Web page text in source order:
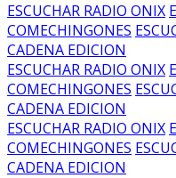
ESCUCHAR RADIO ONIX
COMECHINGONES
CADENA EDICION
ESCUCHAR RADIO ONIX
COMECHINGONES
CADENA EDICION
ESCUCHAR RADIO ONIX
COMECHINGONES
CADENA EDICION